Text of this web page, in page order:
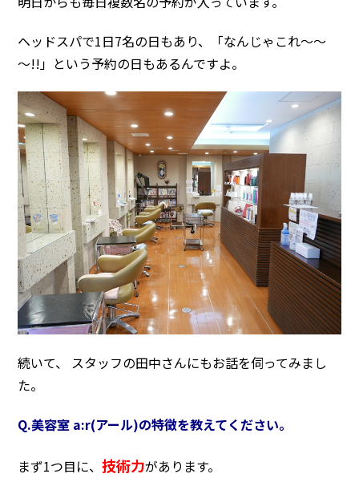
ヘッドスパで1日7名の日もあり、「なんじゃこれ～～
～!!」という予約の日もあるんですよ。
続いて、 スタッフの田中さんにもお話を伺ってみまし
た。
Q.美容室 a:r(アール)の特徴を教えてください。
まず1つ目に、技術力があります。